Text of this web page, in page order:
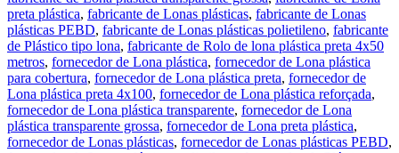
preta plástica, fabricante de Lonas plásticas, fabricante de Lonas
plásticas PEBD, fabricante de Lonas plásticas polietileno, fabricante
de Plástico tipo lona, fabricante de Rolo de lona plástica preta 4x50
metros, fornecedor de Lona plástica, fornecedor de Lona plástica
para cobertura, fornecedor de Lona plástica preta, fornecedor de
Lona plástica preta 4x100, fornecedor de Lona plástica reforçada,
fornecedor de Lona plástica transparente, fornecedor de Lona
plástica transparente grossa, fornecedor de Lona preta plástica,
fornecedor de Lonas plásticas, fornecedor de Lonas plásticas PEBD,